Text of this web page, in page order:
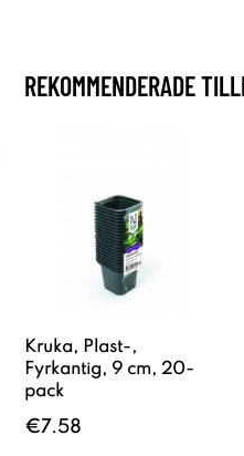
REKOMMENDERADE
Kruka, Plast-,
Fyrkantig, 9 cm, 20-
pack
€7.58